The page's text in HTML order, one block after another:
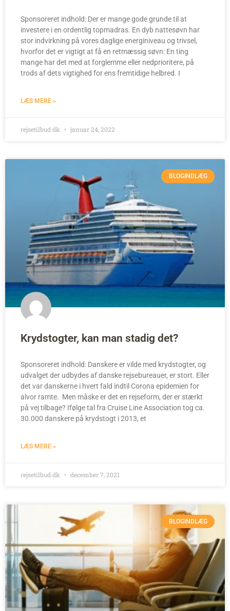
Sponsoreret indhold: Der er mange gode grunde til at
investere i en ordentlig topmadras. En dyb nattesøvn har
stor indvirkning på vores daglige energiniveau og trivsel,
hvorfor det er vigtigt at få en retmæssig søvn: En ting
mange har det med at forglemme eller nedprioritere, på
trods af dets vigtighed for ens fremtidige helbred. I
LÆS MERE »
rejsetilbud.dk januar 24, 2022
BLOGINDLÆG
Krydstogter, kan man stadig det?
Sponsoreret indhold: Danskere er vilde med krydstogter, og
udvalget der udbydes af danske rejsebureauer, er stort. Eller
det var danskerne i hvert fald indtil Corona epidemien for
alvor ramte. Men måske er det en rejseform, der er stærkt
på vej tilbage? Ifølge tal fra Cruise Line Association tog ca.
30.000 danskere på krydstogt i 2013, et
LÆS MERE »
rejsetilbud.dk december 7, 2021
BLOGINDLÆG